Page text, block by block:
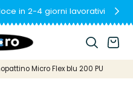
2-4 giorni lavorativi
Carrello
Micro Flex blu 200 PU